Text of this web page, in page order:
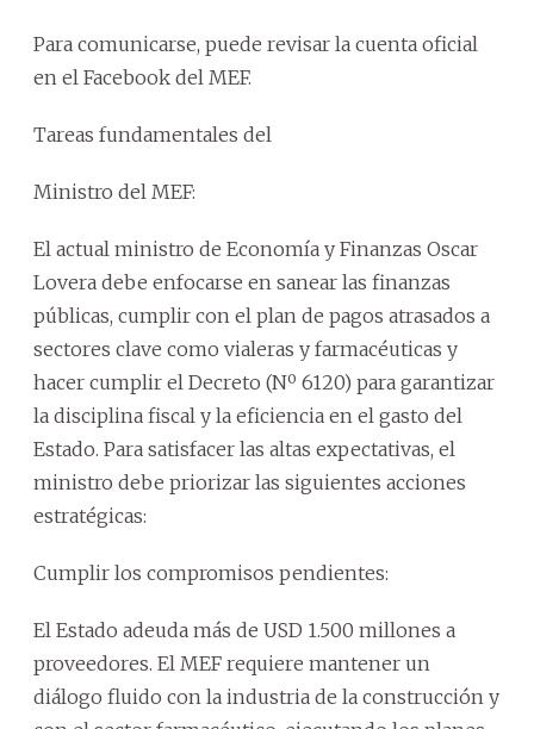
Para comunicarse, puede revisar la cuenta oficial
en el Facebook del MEF.
Tareas fundamentales del
Ministro del MEF:
El actual ministro de Economía y Finanzas Oscar
Lovera debe enfocarse en sanear las finanzas
públicas, cumplir con el plan de pagos atrasados a
sectores clave como vialeras y farmacéuticas y
hacer cumplir el Decreto (Nº 6120) para garantizar
la disciplina fiscal y la eficiencia en el gasto del
Estado. Para satisfacer las altas expectativas, el
ministro debe priorizar las siguientes acciones
estratégicas:
Cumplir los compromisos pendientes:
El Estado adeuda más de USD 1.500 millones a
proveedores. El MEF requiere mantener un
diálogo fluido con la industria de la construcción y